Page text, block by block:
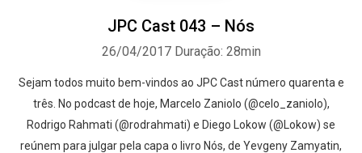
JPC Cast 043 – Nós
26/04/2017 Duração: 28min
Sejam todos muito bem-vindos ao JPC Cast número quarenta e
três. No podcast de hoje, Marcelo Zaniolo (@celo_zaniolo),
Rodrigo Rahmati (@rodrahmati) e Diego Lokow (@Lokow) se
reúnem para julgar pela capa o livro Nós, de Yevgeny Zamyatin,